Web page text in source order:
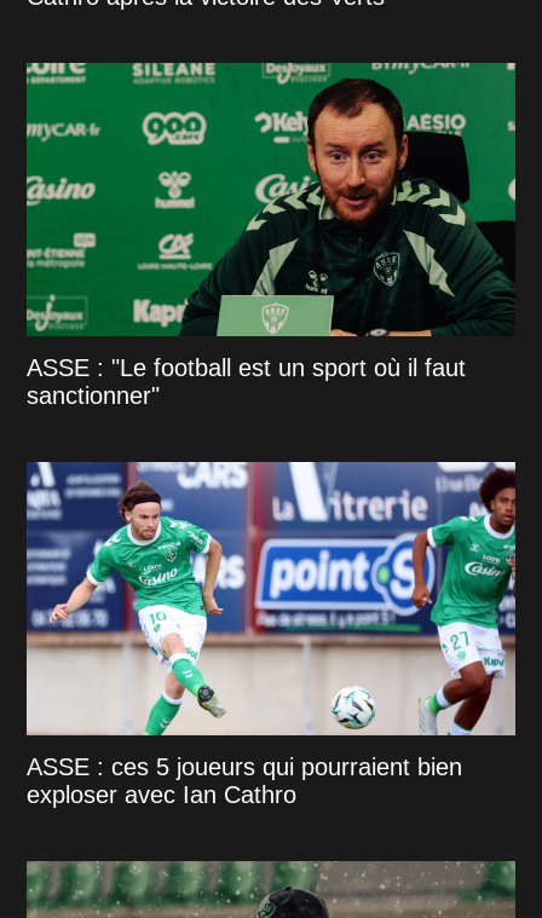
ASSE : "Le football est un sport où il faut
sanctionner"
ASSE : ces 5 joueurs qui pourraient bien
exploser avec Ian Cathro